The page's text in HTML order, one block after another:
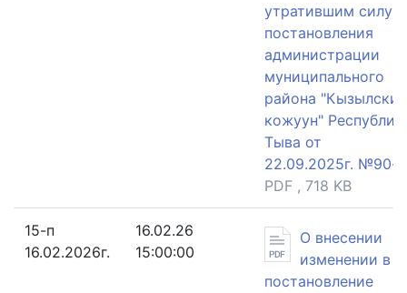
утратившим силу
постановления
администрации
муниципального
района "Кызылский
кожуун"
Тыва от
22.09.2025г. №90-
PDF , 718 KB
15-п
16.02.2026г.
16.02.26
15:00:00
О внесении
изменении в
постановление